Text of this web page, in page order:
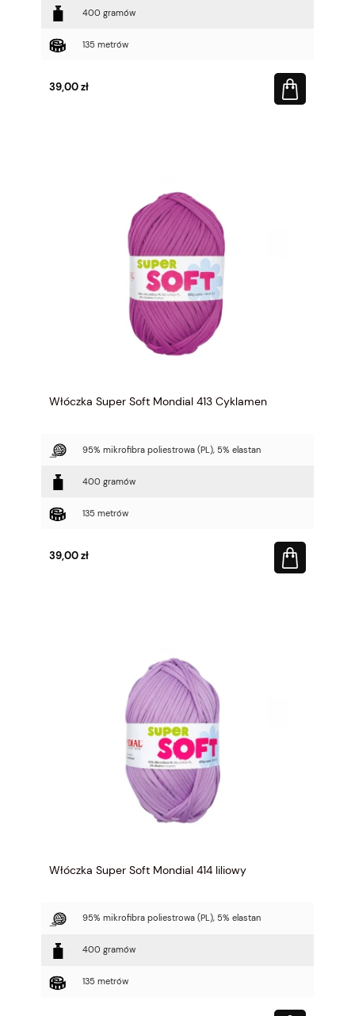
400 gramów
135 metrów
39,00 zł
Włóczka Super Soft Mondial 413 Cyklamen
95% mikrofibra poliestrowa (PL), 5% elastan
400 gramów
135 metrów
39,00 zł
Włóczka Super Soft Mondial 414 liliowy
95% mikrofibra poliestrowa (PL), 5% elastan
400 gramów
135 metrów